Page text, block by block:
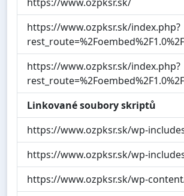
https://www.ozpksr.sk/index.php?
https://www.ozpksr.sk/index.php?
Linkované soubory skriptů
https://www.ozpksr.sk/wp-
https://www.ozpksr.sk/wp-
https://www.ozpksr.sk/wp-